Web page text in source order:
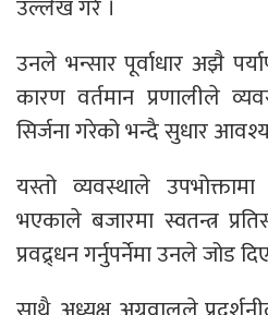
उल्लेख गरे ।
उनले भन्सार पूर्वाधार अझै
कारण वर्तमान प्रणालीले
सिर्जना गरेको भन्दै सुधार
यस्तो व्यवस्थाले
भएकाले बजारमा स्वतन्त्र
प्रवद्र्धन गर्नुपर्नेमा उनले जोड